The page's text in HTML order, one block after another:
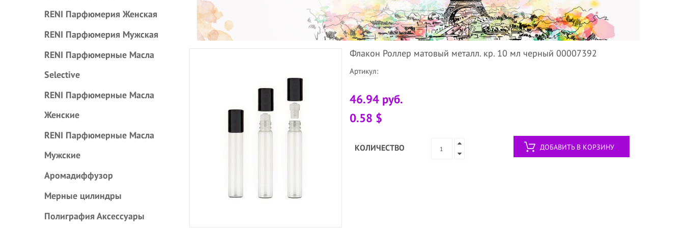
RENI Парфюмерия Женская
RENI Парфюмерия Мужская
RENI Парфюмерные Масла
Selective
RENI Парфюмерные Масла
Женские
RENI Парфюмерные Масла
Мужские
Аромадиффузор
Мерные цилиндры
Полиграфия Аксессуары
Флакон Роллер матовый металл. кр. 10 мл черный 00007392
Артикул:
46.94 руб.
0.58 $
КОЛИЧЕСТВО ДОБАВИТЬ В КОРЗИНУ